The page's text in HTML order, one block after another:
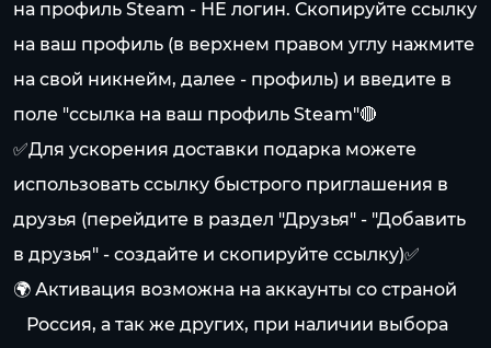
на профиль Steam - НЕ логин. Скопируйте ссылку
на ваш профиль (в верхнем правом углу нажмите
на свой никнейм, далее - профиль) и введите в
поле "ссылка на ваш профиль Steam"🔴
✅Для ускорения доставки подарка можете
использовать ссылку быстрого приглашения в
друзья (перейдите в раздел "Друзья" - "Добавить
в друзья" - создайте и скопируйте ссылку)✅
🌍 Активация возможна на аккаунты со страной
⠀Россия, а так же других, при наличии выбора